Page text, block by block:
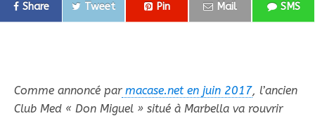
Share Tweet Pin Mail SMS
Comme annoncé parmacase.net en juin 2017, l’ancien
Club Med « Don Miguel » situé à Marbella va rouvrir